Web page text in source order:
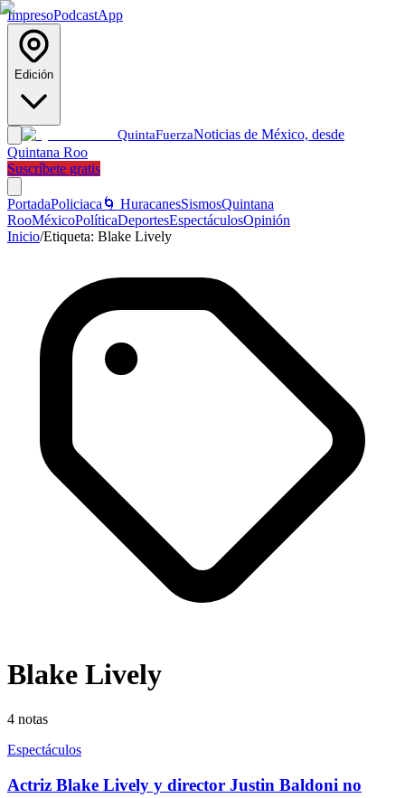
ImpresoPodcastApp
Edición
QuintaFuerzaNoticias de México, desde
Quintana Roo
Suscríbete gratis
PortadaPoliciaca 🌀 HuracanesSismosQuintana
RooMéxicoPolíticaDeportesEspectáculosOpinión
Inicio/Etiqueta: Blake Lively
Blake Lively
4 notas
Espectáculos
Actriz Blake Lively y director Justin Baldoni no